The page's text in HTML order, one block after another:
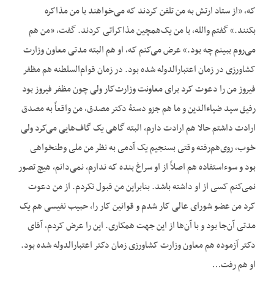
که، «از ستاد ارتش به من تلفن کردند که می‌خواهند با من مذاکره
بکنند.» گفتم والله، با من یک‌همچین مذاکراتی کردند. گفت، «من هم
می‌روم ببینم چه بود.» عرض می‌کنم که، او هم البته مدتی معاون وزارت
کشاورزی در زمان اعتبارالدوله شده بود. در زمان قوام‌السلطنه هم مظفر
فیروز من را دعوت کرد برای معاونت وزارت‌کار ولی چون مظفر فیروز بود
رفیق سید ضیاءالدین و ما هم جزو دستۀ دکتر مصدق، من واقعاً به مصدق
ارادت داشتم حالا هم ارادت دارم، البته گاهی یک گاف‌هایی می‌کرد ولی
خوب، روی‌هم‌رفته وقتی بسنجیم یک آدمی به نظر من ملی وطن‏خواهی
بود و سوءاستفاده هم اصلاً از او سراغ بنده که ندارم، نمی‌دانم، هیچ تصور
نمی‌کنم کسی از او داشته باشد. بنابراین من قبول نکردم. از من دعوت
کرد من عضو شورای عالی کار شدم و قوانین کار را، حبیب نفیسی هم یک
مدتی آن‌جا بود و با آن‌ها از این جهت همکاری. این را عرض کردم، آقای
دکتر آزموده هم معاون وزارت کشاورزی زمان دکتر اعتبارالدوله شده بود.
او هم رفت…